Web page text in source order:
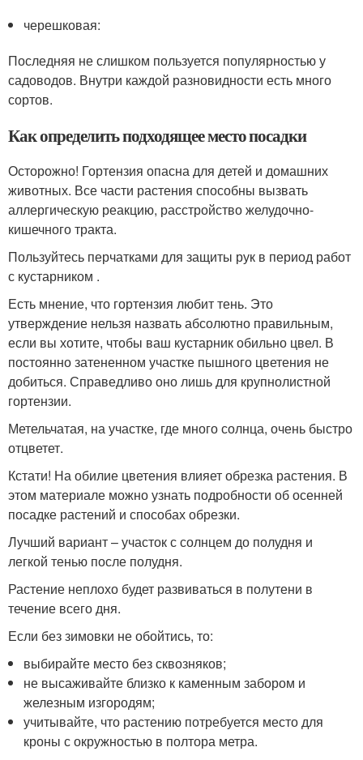
черешковая:
Последняя не слишком пользуется популярностью у
садоводов. Внутри каждой разновидности есть много
сортов.
Как определить подходящее место посадки
Осторожно! Гортензия опасна для детей и домашних
животных. Все части растения способны вызвать
аллергическую реакцию, расстройство желудочно-
кишечного тракта.
Пользуйтесь перчатками для защиты рук в период работ
с кустарником .
Есть мнение, что гортензия любит тень. Это
утверждение нельзя назвать абсолютно правильным,
если вы хотите, чтобы ваш кустарник обильно цвел. В
постоянно затененном участке пышного цветения не
добиться. Справедливо оно лишь для крупнолистной
гортензии.
Метельчатая, на участке, где много солнца, очень быстро
отцветет.
Кстати! На обилие цветения влияет обрезка растения. В
этом материале можно узнать подробности об осенней
посадке растений и способах обрезки.
Лучший вариант – участок с солнцем до полудня и
легкой тенью после полудня.
Растение неплохо будет развиваться в полутени в
течение всего дня.
Если без зимовки не обойтись, то:
выбирайте место без сквозняков;
не высаживайте близко к каменным забором и
железным изгородям;
учитывайте, что растению потребуется место для
кроны с окружностью в полтора метра.